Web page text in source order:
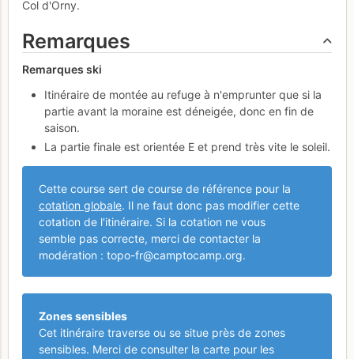
Col d'Orny.
Remarques
Remarques ski
Itinéraire de montée au refuge à n'emprunter que si la
partie avant la moraine est déneigée, donc en fin de
saison.
La partie finale est orientée E et prend très vite le soleil.
Cette course sert de course de référence pour la
cotation globale. Il ne faut donc pas modifier cette
cotation de l'itinéraire. Si la cotation ne vous
semble pas correcte, merci de contacter la
modération : topo-fr@camptocamp.org.
Zones sensibles
Cet itinéraire traverse ou se situe près de zones
sensibles. Merci de consulter la carte pour les